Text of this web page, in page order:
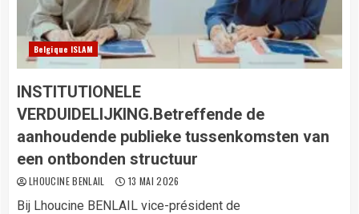
Belgique ISLAM
INSTITUTIONELE
VERDUIDELIJKING.Betreffende de
aanhoudende publieke tussenkomsten van
een ontbonden structuur
LHOUCINE BENLAIL 13 MAI 2026
Bij Lhoucine BENLAIL vice-président de